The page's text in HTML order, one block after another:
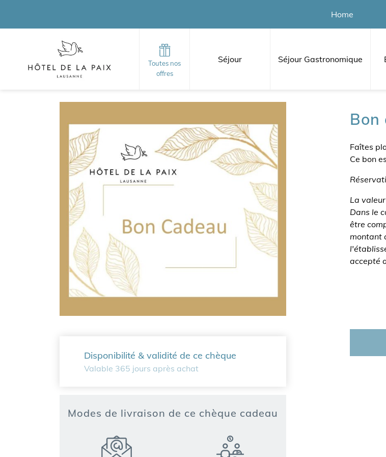
Home
Toutes nos
offres
Séjour Séjour Gastronomique
Disponibilité & validité de ce chèque
Valable 365 jours après achat
Modes de livraison de ce chèque cadeau
Bon
Faîtes
Ce bon
La
Dans le
être
montant
accepté